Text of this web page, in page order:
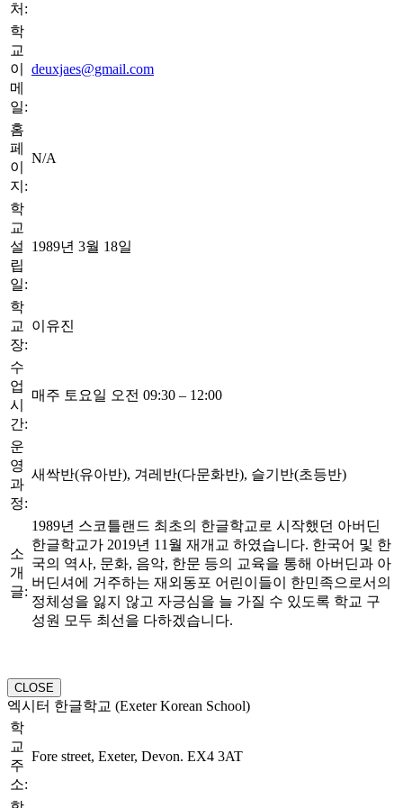
처:
학
교
이
메
일:
deuxjaes@gmail.com
홈
페
이
지:
N/A
학
교
설
립
일:
1989년 3월 18일
학
교
장:
이유진
수
업
시
간:
매주 토요일 오전 09:30 – 12:00
운
영
과
정:
새싹반(유아반), 겨레반(다문화반), 슬기반(초등반)
소
개
글:
1989년 스코틀랜드 최초의 한글학교로 시작했던 아버딘
한글학교가 2019년 11월 재개교 하였습니다. 한국어 및 한
국의 역사, 문화, 음악, 한문 등의 교육을 통해 아버딘과 아
버딘셔에 거주하는 재외동포 어린이들이 한민족으로서의
정체성을 잃지 않고 자긍심을 늘 가질 수 있도록 학교 구
성원 모두 최선을 다하겠습니다.
CLOSE
엑시터 한글학교 (Exeter Korean School)
학
교
주
소:
Fore street, Exeter, Devon. EX4 3AT